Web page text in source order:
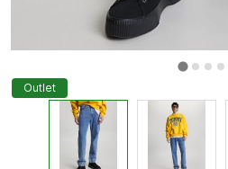
Outlet